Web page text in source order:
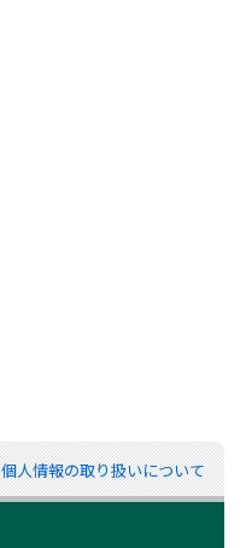
個人情報の取り扱いについて